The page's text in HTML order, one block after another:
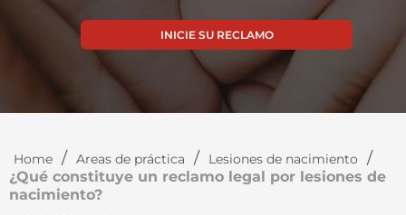
INICIE SU RECLAMO
Home / Areas de práctica / Lesiones de nacimiento /
¿Qué constituye un reclamo legal por lesiones de
nacimiento?